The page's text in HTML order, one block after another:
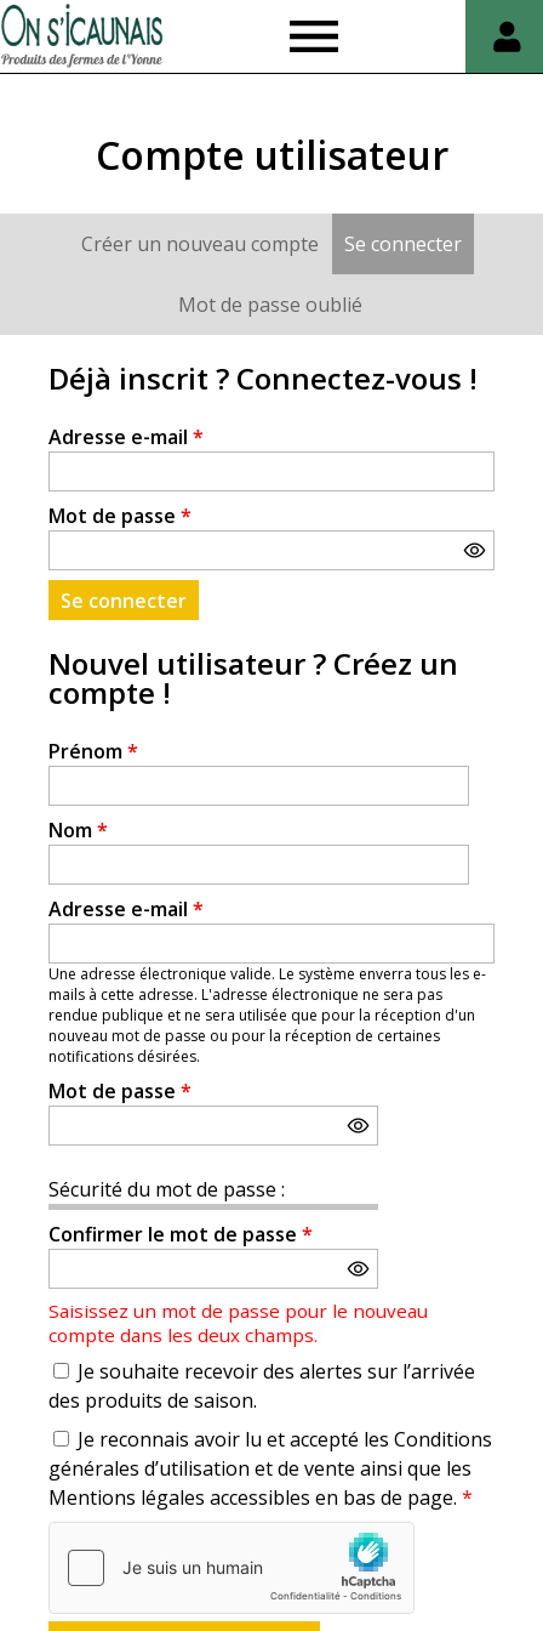
Compte utilisateur
OngletsCréer un nouveau compte Se connecter(onglet
Mot de passe oublié
Déjà inscrit ? Connectez-vous !
Adresse e-mail *
Mot de passe *
Nouvel utilisateur ? Créez un
compte !
Prénom*
Nom*
Adresse e-mail *
Une adresse électronique valide. Le système enverra tous les e-
mails à cette adresse. L'adresse électronique ne sera pas
rendue publique et ne sera utilisée que pour la réception d'un
nouveau mot de passe ou pour la réception de certaines
notifications désirées.
Mot de passe *
Sécurité du mot de passe :
Confirmer le mot de passe *
Saisissez un mot de passe pour le nouveau
compte dans les deux champs.
Je souhaite recevoir des alertes sur l’arrivée
des produits de saison.
Je reconnais avoir lu et accepté les Conditions
générales d’utilisation et de vente ainsi que les
Mentions légales accessibles en bas de page. *